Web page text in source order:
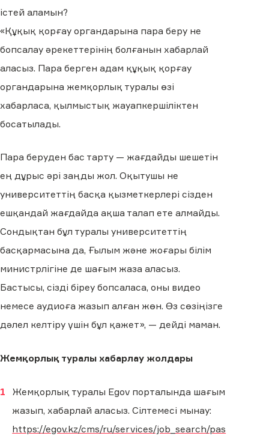
істей аламын?
«Құқық қорғау органдарына пара беру не
бопсалау әрекеттерінің болғанын хабарлай
аласыз. Пара берген адам құқық қорғау
органдарына жемқорлық туралы өзі
хабарласа, қылмыстық жауапкершіліктен
босатылады.
Пара беруден бас тарту — жағдайды шешетін
ең дұрыс әрі заңды жол. Оқытушы не
университеттің басқа қызметкерлері сізден
ешқандай жағдайда ақша талап ете алмайды.
Сондықтан бұл туралы университеттің
басқармасына да, Ғылым және жоғары білім
министрлігіне де шағым жаза аласыз.
Бастысы, сізді біреу бопсаласа, оны видео
немесе аудиоға жазып алған жөн. Өз сөзіңізге
дәлел келтіру үшін бұл қажет», — дейді маман.
Жемқорлық туралы хабарлау жолдары
Жемқорлық туралы Egov порталында шағым
жазып, хабарлай аласыз. Сілтемесі мынау:
https://egov.kz/cms/ru/services/job_search/pas